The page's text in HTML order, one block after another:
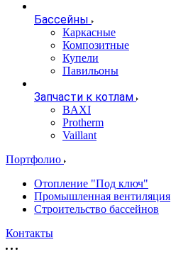
Бассейны
Каркасные
Композитные
Купели
Павильоны
Запчасти к котлам
BAXI
Protherm
Vaillant
Портфолио
Отопление "Под ключ"
Промышленная вентиляция
Строительство бассейнов
Контакты